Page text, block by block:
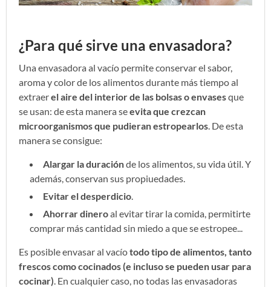
¿Para qué sirve una envasadora?
Una envasadora al vacío permite conservar el sabor,
aroma y color de los alimentos durante más tiempo al
extraerel aire del interior de las bolsas o envasesque
se usan: de esta manera seevita que crezcan
microorganismos que pudieran estropearlos . De esta
manera se consigue:
Alargar la duraciónde los alimentos, su vida útil. Y
además, conservan sus propiuedades.
Evitar el desperdicio
Ahorrar dineroal evitar tirar la comida, permitirte
comprar más cantidad sin miedo a que se estropee...
Es posible envasar al vacíotodo tipo de alimentos, tanto
frescos como cocinados (e incluso se pueden usar para
cocinar) . En cualquier caso, no todas las envasadoras